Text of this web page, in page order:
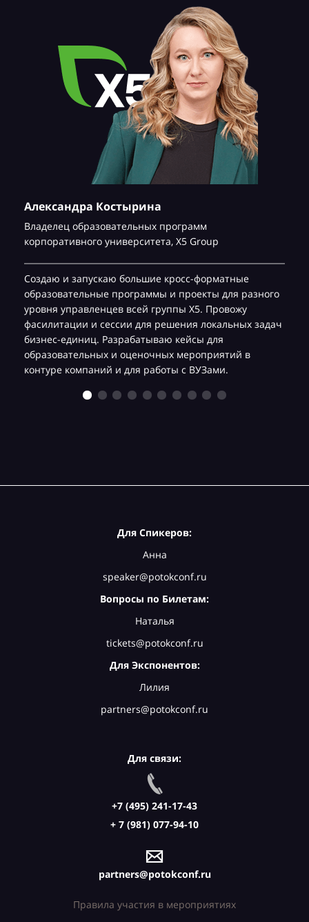
Александра Костырина
Владелец образовательных программ
корпоративного университета, Х5 Group
Создаю и запускаю большие кросс-форматные
образовательные программы и проекты для разного
уровня управленцев всей группы Х5. Провожу
фасилитации и сессии для решения локальных задач
бизнес-единиц. Разрабатываю кейсы для
образовательных и оценочных мероприятий в
контуре компаний и для работы с ВУЗами.
Для Спикеров:
Анна
speaker@potokconf.ru
Вопросы по Билетам:
Наталья
tickets@potokconf.ru
Для Экспонентов:
Лилия
partners@potokconf.ru
Для связи:
+7 (495) 241-17-43
+ 7 (981) 077-94-10
partners@potokconf.ru
Правила участия в мероприятиях